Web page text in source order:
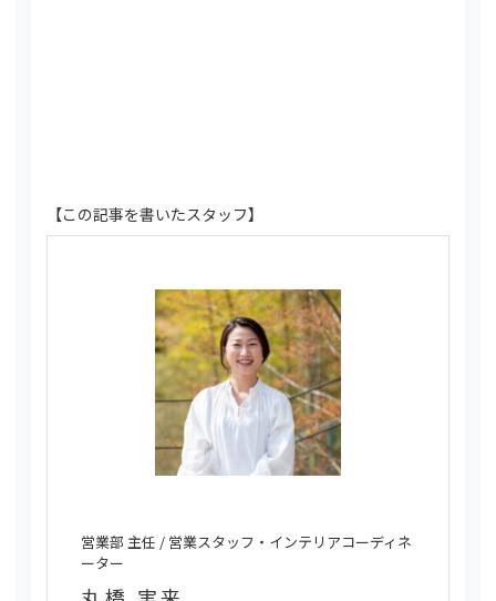
【この記事を書いたスタッフ】
営業部 主任 / 営業スタッフ・インテリアコーディネ
ーター